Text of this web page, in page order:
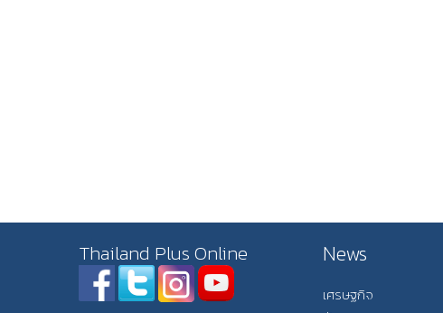
Thailand Plus Online News
เศรษฐกิจ